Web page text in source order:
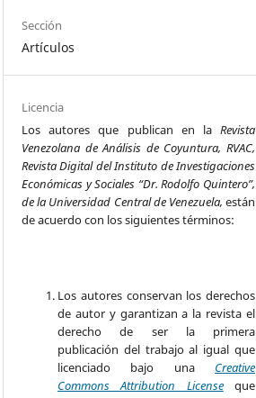
Sección
Artículos
Licencia
Los autores que publican en la Revista
Venezolana de Análisis de Coyuntura, RVAC,
Revista Digital del Instituto de Investigaciones
Económicas y Sociales “Dr. Rodolfo Quintero”,
de la Universidad Central de Venezuela, están
de acuerdo con los siguientes términos:
Los autores conservan los derechos
de autor y garantizan a la revista el
derecho de ser la primera
publicación del trabajo al igual que
licenciado bajo una Creative
Commons Attribution Licenseque